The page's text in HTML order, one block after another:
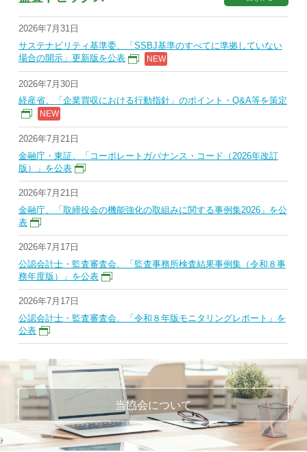
2026年7月31日
サステナビリティ基準委、「SSBJ基準のすべてに準拠していない
場合の開示」更新版を公表
2026年7月30日
経産省、「企業買収における行動指針」のポイント・Q&A等を策定
2026年7月21日
金融庁・東証、「コーポレートガバナンス・コード（2026年改訂
版）」を公表
2026年7月21日
金融庁、「取締役会の機能強化の取組みに関する事例集2026」を公
表
2026年7月17日
公認会計士・監査審査会、「監査事務所検査結果事例集（令和８事
務年度版）」を公表
2026年7月17日
公認会計士・監査審査会、「令和８年版モニタリングレポート」を
公表
当協会について